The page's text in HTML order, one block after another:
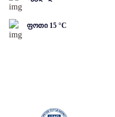
ფოთი 15 °C